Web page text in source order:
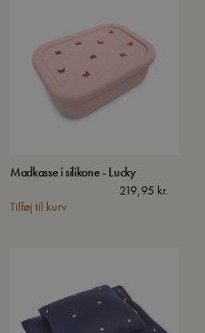
Madkasse i silikone - Lucky
219,95 kr.
Tilføj til kurv